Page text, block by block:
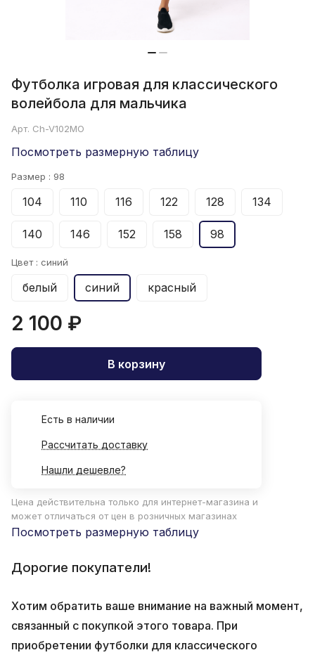
Футболка игровая для классического
волейбола для мальчика
Арт. Ch-V102MO
Посмотреть размерную таблицу
Размер : 98
104 110 116 122 128 134
140 146 152 158 98
Цвет : синий
белый синий красный
2 100 ₽
В корзину
Есть в наличии
Рассчитать доставку
Нашли дешевле?
Цена действительна только для интернет-магазина и
может отличаться от цен в розничных магазинах
Посмотреть размерную таблицу
Дорогие покупатели!
Хотим обратить ваше внимание на важный момент,
связанный с покупкой этого товара. При
приобретении футболки для классического